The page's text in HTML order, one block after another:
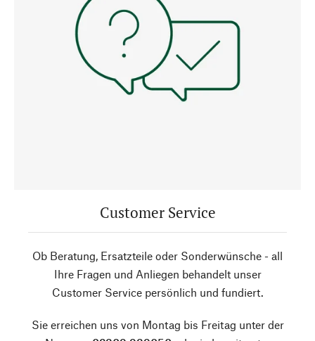
Customer Service
Ob Beratung, Ersatzteile oder Sonderwünsche - all
Ihre Fragen und Anliegen behandelt unser
Customer Service persönlich und fundiert.
Sie erreichen uns von Montag bis Freitag unter der